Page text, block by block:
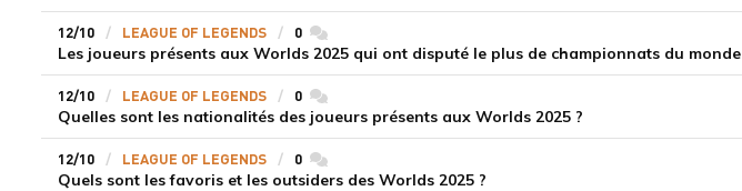
12/10 LEAGUE OF LEGENDS 0 commentaires
Les joueurs présents aux Worlds 2025 qui ont disputé le plus de championnats du monde
12/10 LEAGUE OF LEGENDS 0 commentaires
Quelles sont les nationalités des joueurs présents aux Worlds 2025 ?
12/10 LEAGUE OF LEGENDS 0 commentaires
Quels sont les favoris et les outsiders des Worlds 2025 ?